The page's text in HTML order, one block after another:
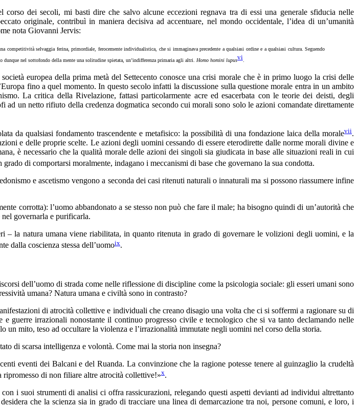
dei secoli, mi basti dire che salvo alcune eccezioni regnava tra di essi una generale sfiducia nelle
originale, contribuì in maniera decisiva ad accentuare, nel mondo occidentale, l’idea di un’umanità
nota Giovanni Jervis:
selvaggia ferina, primordiale, ferocemente individualistica, che si immaginava precedente a qualsiasi ordine e a qualsiasi cultura. Seguendo
nel sottofondo della mente una solitudine spietata, un’indifferenza primaria agli altri. Homo homini lupusvi.
europea della prima metà del Settecento conosce una crisi morale che è in primo luogo la crisi delle
fino a quel momento. In questo secolo infatti la discussione sulla questione morale entra in un ambito
La critica della Rivelazione, fattasi particolarmente acre ed esacerbata con le teorie dei deisti, degli
un netto rifiuto della credenza dogmatica secondo cui morali sono solo le azioni comandate direttamente
da qualsiasi fondamento trascendente e metafisico: la possibilità di una fondazione laica della moralevii.
e delle proprie scelte. Le azioni degli uomini cessando di essere eterodirette dalle norme morali divine e
è necessario che la qualità morale delle azioni dei singoli sia giudicata in base alle situazioni reali in cui
di comportarsi moralmente, indagano i meccanismi di base che governano la sua condotta.
e ascetismo vengono a seconda dei casi ritenuti naturali o innaturali ma si possono riassumere infine
corrotta): l’uomo abbandonato a se stesso non può che fare il male; ha bisogno quindi di un’autorità che
governarla e purificarla.
– la natura umana viene riabilitata, in quanto ritenuta in grado di governare le volizioni degli uomini, e la
dalla coscienza stessa dell’uomoix.
dell’uomo di strada come nelle riflessione di discipline come la psicologia sociale: gli esseri umani sono
umana? Natura umana e civiltà sono in contrasto?
di atrocità collettive e individuali che creano disagio una volta che ci si soffermi a ragionare su di
guerre irrazionali nonostante il continuo progresso civile e tecnologico che si va tanto declamando nelle
un mito, teso ad occultare la violenza e l’irrazionalità immutate negli uomini nel corso della storia.
di scarsa intelligenza e volontà. Come mai la storia non insegna?
eventi dei Balcani e del Ruanda. La convinzione che la ragione potesse tenere al guinzaglio la crudeltà
ripromesso di non filiare altre atrocità collettive!»x.
i suoi strumenti di analisi ci offra rassicurazioni, relegando questi aspetti devianti ad individui altrettanto
che la scienza sia in grado di tracciare una linea di demarcazione tra noi, persone comuni, e loro, i